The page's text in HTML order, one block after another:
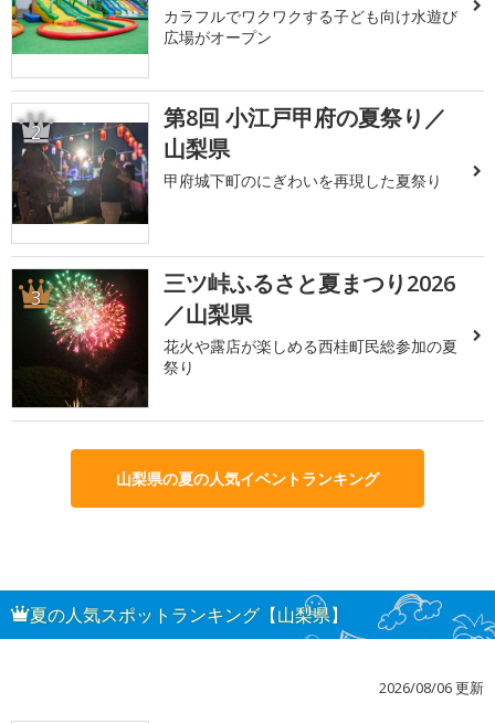
カラフルでワクワクする子ども向け水遊び
広場がオープン
2
第8回 小江戸甲府の夏祭り／
山梨県
甲府城下町のにぎわいを再現した夏祭り
3
三ツ峠ふるさと夏まつり2026
／山梨県
花火や露店が楽しめる西桂町民総参加の夏
祭り
山梨県の夏の人気イベントランキング
夏の人気スポットランキング【山梨県】
2026/08/06 更新